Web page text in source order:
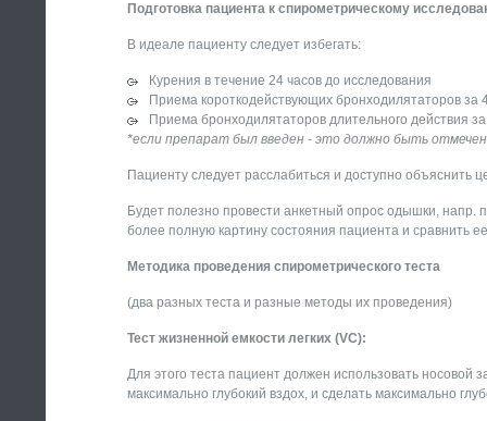
Подготовка пациента к спирометрическому
В идеале пациенту следует избегать:
Курения в течение 24 часов до исследования
Приема короткодействующих бронходилятаторов за
Приема бронходилятаторов длительного действия
*если препарат был введен - это должно быть
Пациенту следует расслабиться и доступно объяснить
Будет полезно провести анкетный опрос одышки, напр.
более полную картину состояния пациента и сравнить
Методика проведения спирометрического теста
(два разных теста и разные методы их проведения)
Тест жизненной емкости легких (VC):
Для этого теста пациент должен использовать
максимально глубокий вздох, и сделать максимально